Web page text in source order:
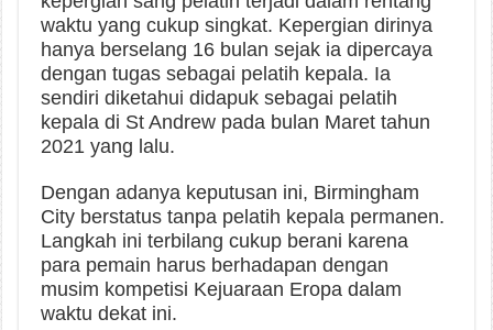
waktu yang cukup singkat. Kepergian dirinya
hanya berselang 16 bulan sejak ia dipercaya
dengan tugas sebagai pelatih kepala. Ia
sendiri diketahui didapuk sebagai pelatih
kepala di St Andrew pada bulan Maret tahun
2021 yang lalu.
Dengan adanya keputusan ini, Birmingham
City berstatus tanpa pelatih kepala permanen.
Langkah ini terbilang cukup berani karena
para pemain harus berhadapan dengan
musim kompetisi Kejuaraan Eropa dalam
waktu dekat ini.